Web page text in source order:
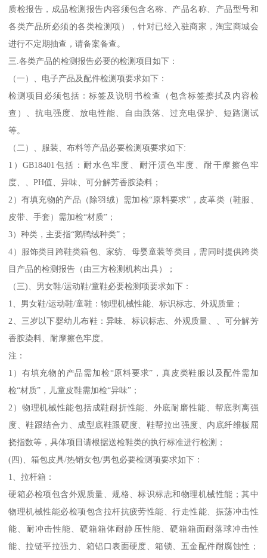
质检报告，成品检测报告内容须包含名称、产品名称、产品型号和
各类产品所必须的各类检测项），针对已经入驻商家，淘宝商城会
进行不定期抽查，请备案备查。
三.各类产品的检测报告必要的检测项目如下：
（一）、电子产品及配件检测项要求如下：
检测项目必须包括：标签及说明书检查（包含标签擦拭及内容检
查）、抗电强度、放电性能、自由跌落、过充电保护、短路测试
等。
（二）、服装、布料等产品必要检测项要求如下:
1）GB18401包括：耐水色牢度、耐汗渍色牢度、耐干摩擦色牢
度、、PH值、异味、可分解芳香胺染料；
2）有填充物的产品（除羽绒）需加检“原料要求”，皮革类（鞋服、
皮带、手套）需加检“材质”；
3）种类，主要指“鹅鸭绒种类”；
4）服饰类目跨鞋类箱包、家纺、母婴童装等类目，需同时提供跨类
目产品的检测报告（由三方检测机构出具）；
（三)、男女鞋/运动鞋/童鞋必要检测项要求如下：
1、男女鞋/运动鞋/童鞋：物理机械性能、标识标志、外观质量；
2、三岁以下婴幼儿布鞋：异味、标识标志、外观质量、、可分解芳
香胺染料、耐摩擦色牢度。
注：
1）有填充物的产品需加检“原料要求”，真皮类鞋服以及配件需加
检“材质”，儿童皮鞋需加检“异味”；
2）物理机械性能包括成鞋耐折性能、外底耐磨性能、帮底剥离强
度、鞋跟结合力、成型底鞋跟硬度、鞋帮拉出强度、内底纤维板屈
挠指数等，具体项目请根据送检鞋类的执行标准进行检测；
(四)、箱包皮具/热销女包/男包必要检测项要求如下：
1、拉杆箱：
硬箱必检项包含外观质量、规格、标识标志和物理机械性能；其中
物理机械性能必检项包含拉杆抗疲劳性能、行走性能、振荡冲击性
能、耐冲击性能、硬箱箱体耐静压性能、硬箱箱面耐落球冲击性
能、拉链平拉强力、箱铝口表面硬度、箱锁、五金配件耐腐蚀性；